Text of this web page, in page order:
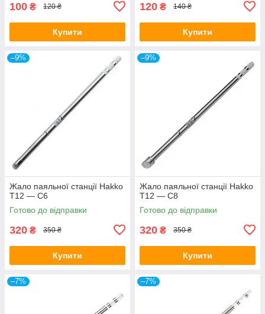
100 ₴ 120 ₴
Купити
120 ₴ 140 ₴
Купити
–9%
Жало паяльної станції Hakko
T12 — C6
Готово до відправки
320 ₴ 350 ₴
Купити
–9%
Жало паяльної станції Hakko
T12 — C8
Готово до відправки
320 ₴ 350 ₴
Купити
–7% –7%